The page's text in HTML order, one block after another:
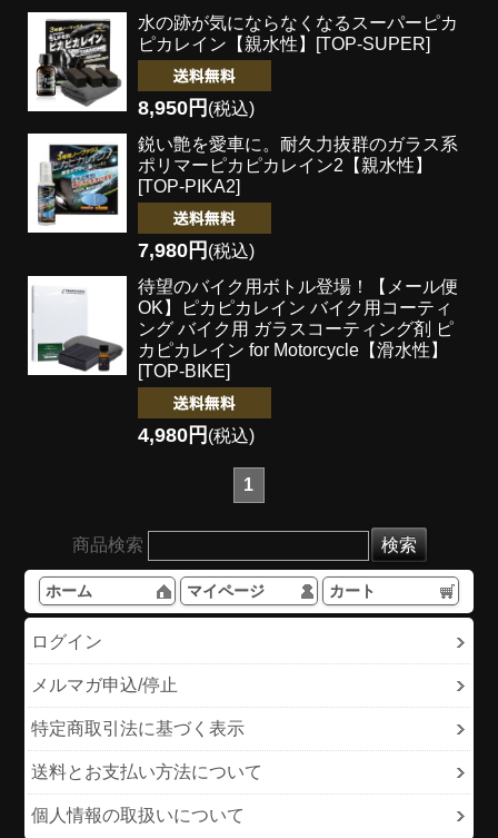
水の跡が気にならなくなる スーパーピカ
ピカレイン【親水性】[TOP-SUPER]
8,950円 (税込)
鋭い艶を愛車に。耐久力抜群のガラス系
ポリマー ピカピカレイン2【親水性】
[TOP-PIKA2]
7,980円 (税込)
待望のバイク用ボトル登場！
【メール便
OK】ピカピカレイン バイク用コーティ
ング バイク用 ガラスコーティング剤 ピ
カピカレイン for Motorcycle【滑水性】
[TOP-BIKE]
4,980円 (税込)
1
商品検索
ホーム マイページ カート
ログイン
メルマガ申込/停止
特定商取引法に基づく表示
送料とお支払い方法について
個人情報の取扱いについて